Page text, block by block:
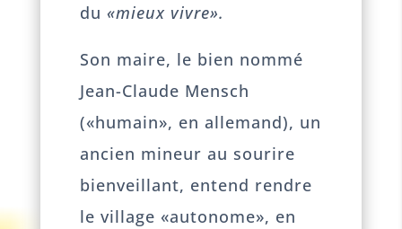
du «mieux vivre».
Son maire, le bien nommé
Jean-Claude Mensch
(«humain», en allemand), un
ancien mineur au sourire
bienveillant, entend rendre
le village «autonome», en